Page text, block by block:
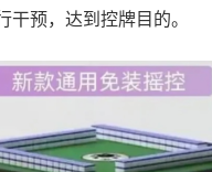
干预，达到控牌目的。